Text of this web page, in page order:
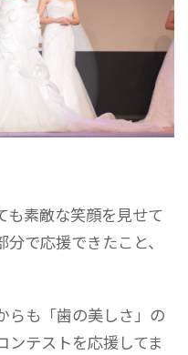
も素敵な笑顔を見せて
で応援できたこと、
らも「歯の美しさ」の
ンテストを応援してま